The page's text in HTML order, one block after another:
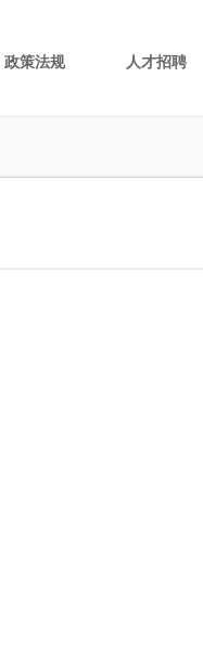
政策法规 人才招聘